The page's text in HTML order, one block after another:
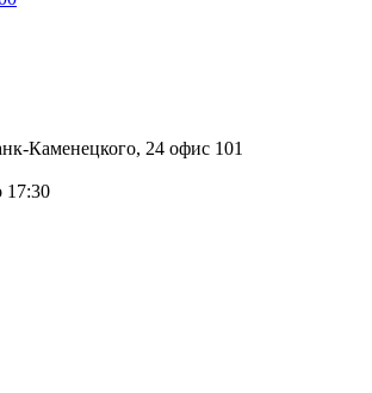
Каменецкого, 24 офис 101
17:30